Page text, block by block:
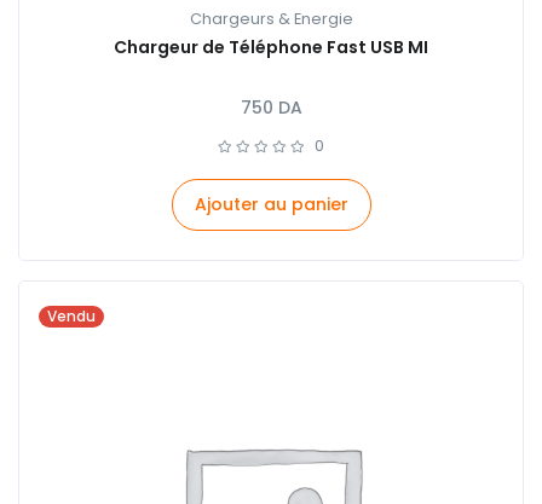
Chargeurs & Energie
Chargeur de Téléphone Fast USB MI
750 DA
0
Ajouter au panier
Vendu